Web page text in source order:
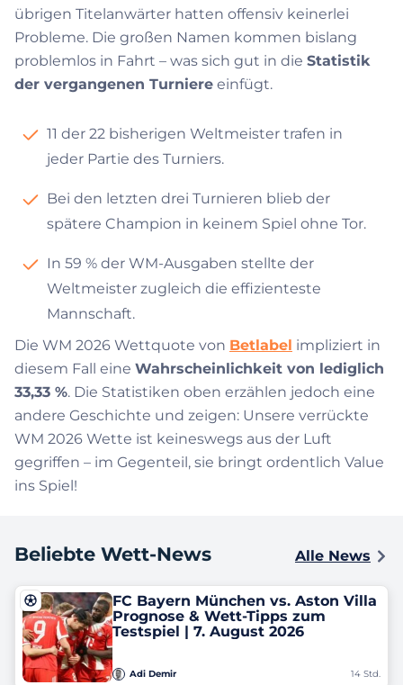
übrigen Titelanwärter hatten offensiv keinerlei
Probleme. Die großen Namen kommen bislang
problemlos in Fahrt – was sich gut in die Statistik
der vergangenen Turniere einfügt.
11 der 22 bisherigen Weltmeister trafen in
jeder Partie des Turniers.
Bei den letzten drei Turnieren blieb der
spätere Champion in keinem Spiel ohne Tor.
In 59 % der WM-Ausgaben stellte der
Weltmeister zugleich die effizienteste
Mannschaft.
Die WM 2026 Wettquote von Betlabel impliziert in
diesem Fall eine Wahrscheinlichkeit von lediglich
33,33 %. Die Statistiken oben erzählen jedoch eine
andere Geschichte und zeigen: Unsere verrückte
WM 2026 Wette ist keineswegs aus der Luft
gegriffen – im Gegenteil, sie bringt ordentlich Value
ins Spiel!
Beliebte Wett-News Alle News
FC Bayern München vs. Aston Villa
Prognose & Wett-Tipps zum
Testspiel | 7. August 2026
Adi Demir 14 Std.